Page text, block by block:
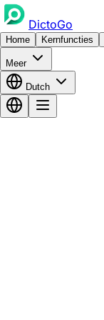
DictoGo
Home Kernfuncties
Meer
Dutch